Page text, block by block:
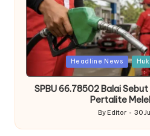
Posted
Headline News
SPBU 66.78502 Balai
Pertalite
Posted
by
By Editor 30